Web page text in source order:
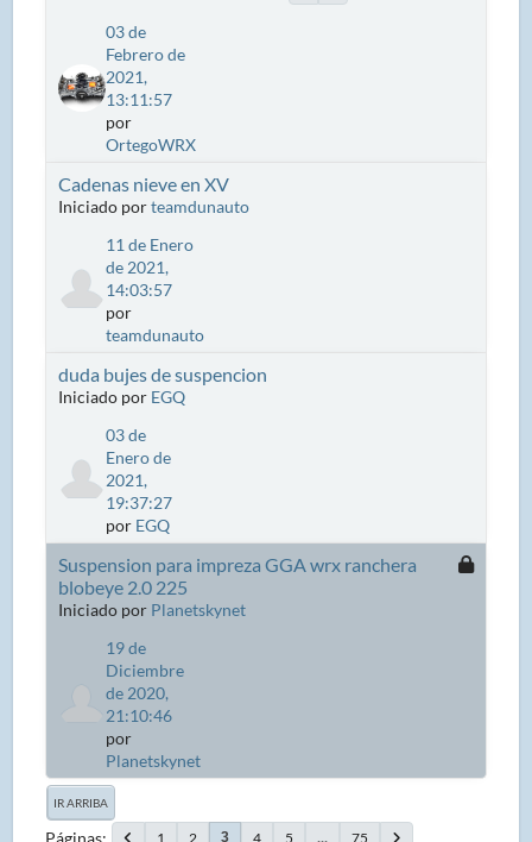
03 de
Febrero de
2021,
13:11:57
por
OrtegoWRX
Cadenas nieve en XV
Iniciado porteamdunauto
11 de Enero
de 2021,
14:03:57
por
teamdunauto
duda bujes de suspencion
Iniciado por EGQ
03 de
Enero de
2021,
19:37:27
por EGQ
Suspension para impreza GGA wrx ranchera
blobeye 2.0 225
Iniciado por Planetskynet
19 de
Diciembre
de 2020,
21:10:46
por
Planetskynet
IR ARRIBA
Páginas 1 2 3 4 5 ... 75